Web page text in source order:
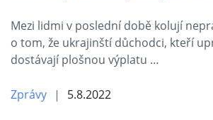
Mezi lidmi v poslední době kolují
o tom, že ukrajinští důchodci, kteří
dostávají plošnou výplatu …
Zprávy 5.8.2022